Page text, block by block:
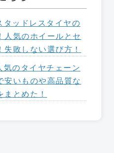
ッドレスタイヤの
人気のホイールとセ
失敗しない選び方！
のタイヤチェーン
安いものや高品質な
まとめた！